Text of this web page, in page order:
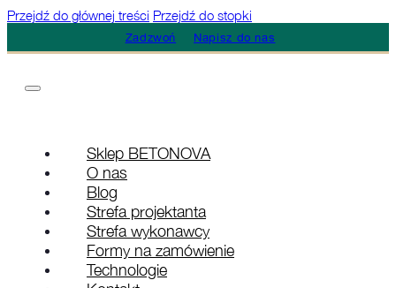
Przejdź do głównej treści Przejdź do stopki
Zadzwoń Napisz do nas
Sklep BETONOVA
O nas
Blog
Strefa projektanta
Strefa wykonawcy
Formy na zamówienie
Technologie